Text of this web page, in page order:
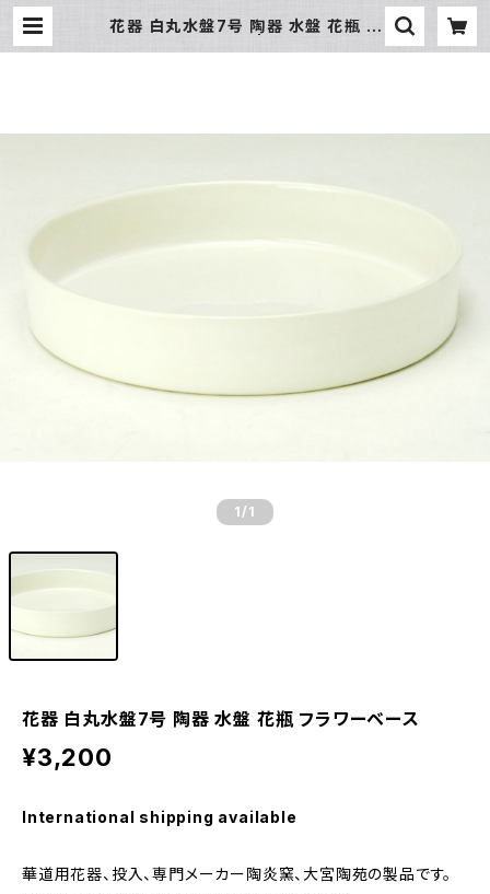
花器 白丸水盤7号 陶器 水盤 花瓶 フ
1 /1
花器 白丸水盤7号 陶器 水盤 花瓶 フラワーベース
¥3,200
International shipping available
華道用花器、投入、専門メーカー陶炎窯、大宮陶苑の製品です。